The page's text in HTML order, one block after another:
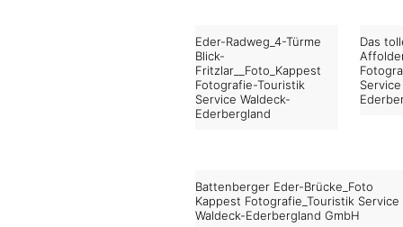
Eder-Radweg_4-Türme
Blick-
Fritzlar__Foto_Kappest
Fotografie-Touristik
Service Waldeck-
Ederbergland
Das
Battenberger Eder-Brücke_Foto
Kappest Fotografie_Touristik Service
Waldeck-Ederbergland GmbH